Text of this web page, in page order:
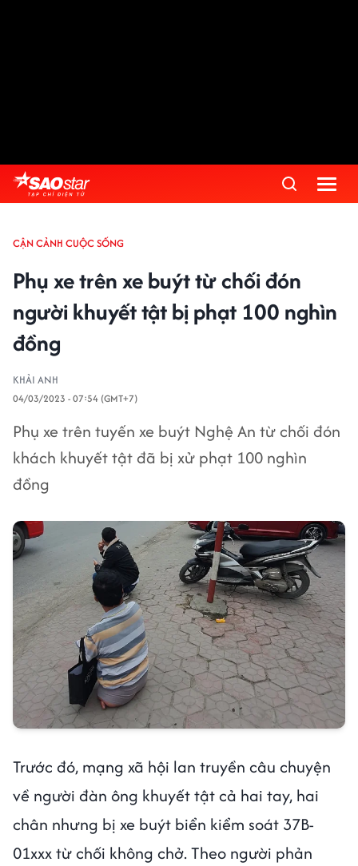
CẬN CẢNH CUỘC SỐNG
Phụ xe trên xe buýt từ chối đón
người khuyết tật bị phạt 100 nghìn
đồng
KHẢI ANH
04/03/2023 - 07:54 (GMT+7)
Phụ xe trên tuyến xe buýt Nghệ An từ chối đón
khách khuyết tật đã bị xử phạt 100 nghìn
đồng
Trước đó, mạng xã hội lan truyền câu chuyện
về người đàn ông khuyết tật cả hai tay, hai
chân nhưng bị xe buýt biển kiểm soát 37B-
01xxx từ chối không chở. Theo người phản